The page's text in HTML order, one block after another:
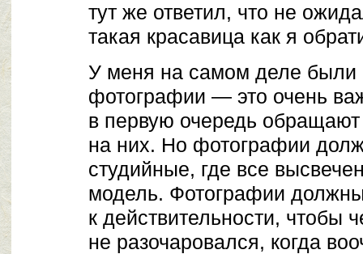
тут же ответил, что не
такая красавица как я
У меня на самом деле были
фотографии — это очень
в первую очередь
на них. Но фотографии
студийные, где все
модель. Фотографии
к действительности, чтобы
не разочаровался, когда